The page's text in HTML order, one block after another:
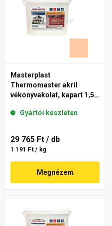
Masterplast
Thermomaster akril
vékonyvakolat, kapart 1,5
Gyártói készleten
29 765 Ft / db
1 191 Ft / kg
Megnézem